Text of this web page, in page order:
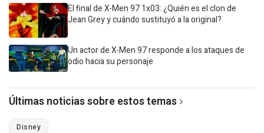
El final de X-Men 97 1x03: ¿Quién es el clon de
Jean Grey y cuándo sustituyó a la original?
Un actor de X-Men 97 responde a los ataques de
odio hacia su personaje
Últimas noticias sobre estos temas
Disney